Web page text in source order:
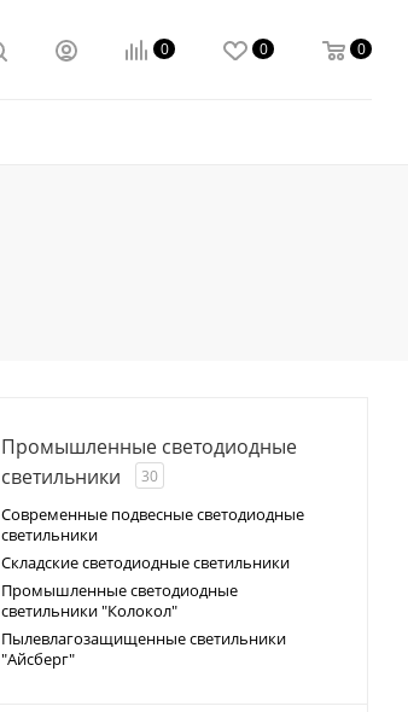
0 0 0
Промышленные светодиодные
светильники
30
Современные подвесные светодиодные
светильники
Складские светодиодные светильники
Промышленные светодиодные
светильники "Колокол"
Пылевлагозащищенные светильники
"Айсберг"